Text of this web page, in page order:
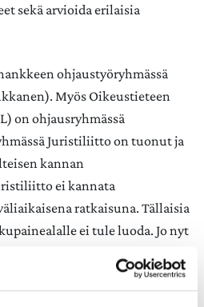
sekä arvioida erilaisia
ohjaustyöryhmässä
Myös Oikeustieteen
on ohjausryhmässä
Juristiliitto on tuonut ja
kannan
ei kannata
ratkaisuna. Tällaisia
ei tule luoda. Jo nyt